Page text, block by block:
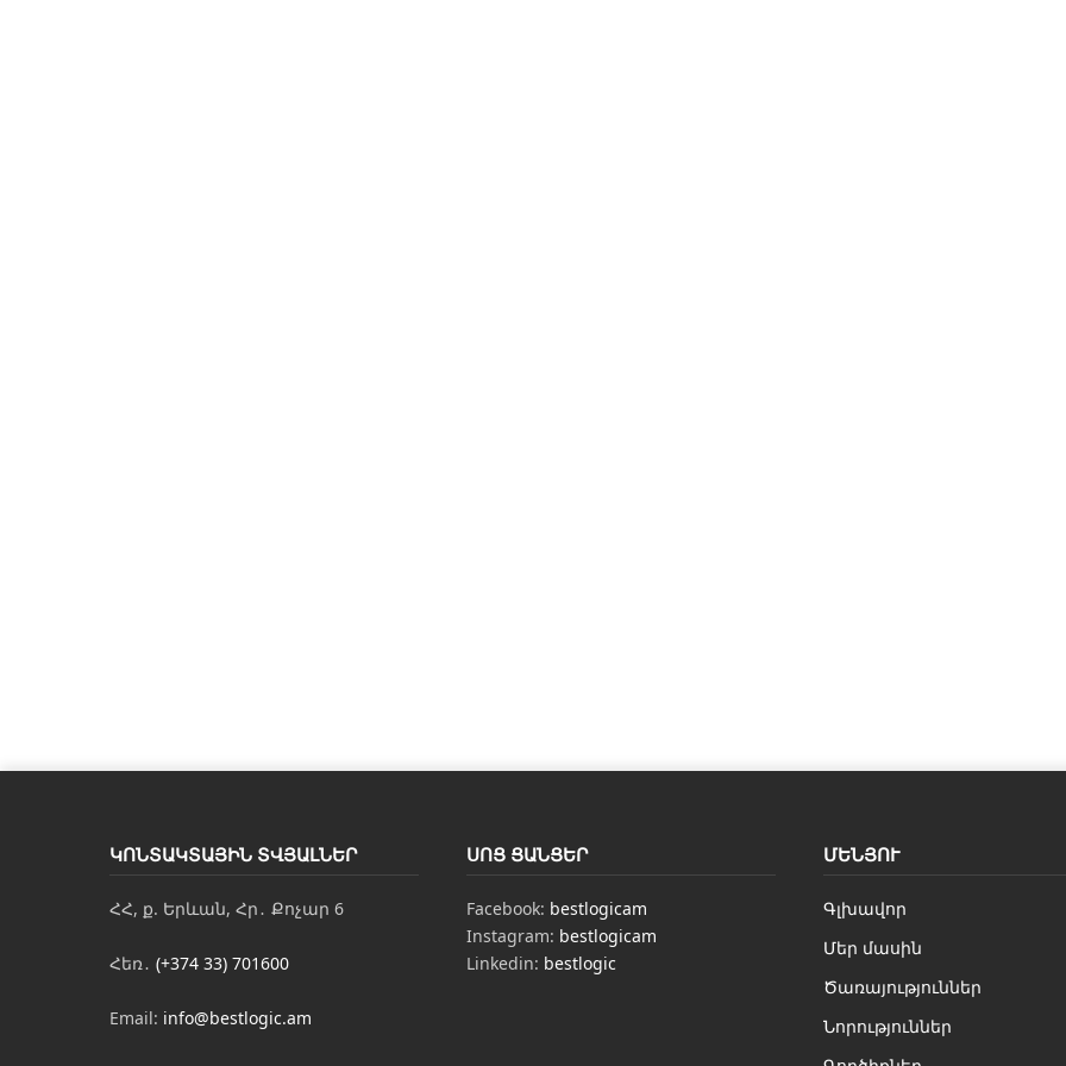
ԿՈՆՏԱԿՏԱՅԻՆ ՏՎՅԱԼՆԵՐ
ՀՀ, ք. Երևան, Հր․ Քոչար 6
Հեռ․ (+374 33) 701600
Email: info@bestlogic.am
ՍՈՑ ՑԱՆՑԵՐ
Facebook: bestlogicam
Instagram: bestlogicam
Linkedin: bestlogic
ՄԵՆՅՈՒ
Գլխավոր
Մեր մասին
Ծառայություններ
Նորություններ